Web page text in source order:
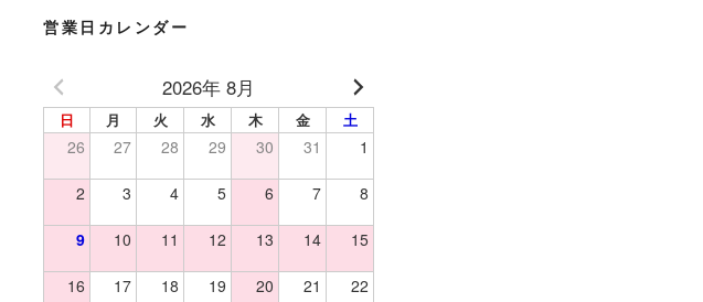
営業日カレンダー
2026年 8月
日 月 火 水 木 金 土
26 27 28 29 30 31 1
2 3 4 5 6 7 8
9 10 11 12 13 14 15
16 17 18 19 20 21 22